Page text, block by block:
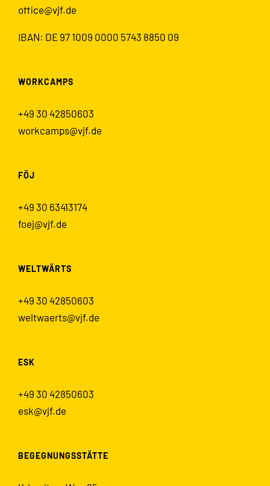
office@vjf.de
IBAN: DE 97 1009 0000 5743 8850 09
WORKCAMPS
+49 30 42850603
workcamps@vjf.de
FÖJ
+49 30 63413174
foej@vjf.de
WELTWÄRTS
+49 30 42850603
weltwaerts@vjf.de
ESK
+49 30 42850603
esk@vjf.de
BEGEGNUNGSSTÄTTE